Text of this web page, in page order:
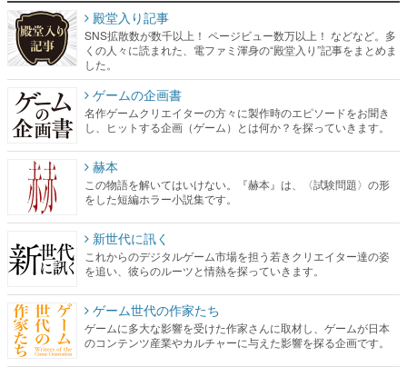
殿堂入り記事
SNS拡散数が数千以上！ ページビュー数万以上！ などなど。多
くの人々に読まれた、電ファミ渾身の“殿堂入り”記事をまとめま
した。
ゲームの企画書
名作ゲームクリエイターの方々に製作時のエピソードをお聞き
し、ヒットする企画（ゲーム）とは何か？を探っていきます。
赫本
この物語を解いてはいけない。『赫本』は、〈試験問題〉の形
をした短編ホラー小説集です。
新世代に訊く
これからのデジタルゲーム市場を担う若きクリエイター達の姿
を追い、彼らのルーツと情熱を探っていきます。
ゲーム世代の作家たち
ゲームに多大な影響を受けた作家さんに取材し、ゲームが日本
のコンテンツ産業やカルチャーに与えた影響を探る企画です。